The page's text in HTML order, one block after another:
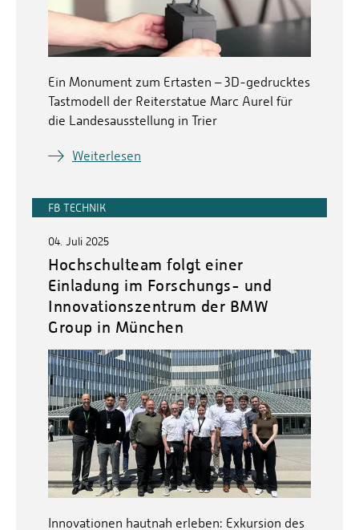
Ein Monument zum Ertasten – 3D-gedrucktes
Tastmodell der Reiterstatue Marc Aurel für
die Landesausstellung in Trier
Weiterlesen
FB TECHNIK
04. Juli 2025
Hochschulteam folgt einer
Einladung im Forschungs- und
Innovationszentrum der BMW
Group in München
Innovationen hautnah erleben: Exkursion des